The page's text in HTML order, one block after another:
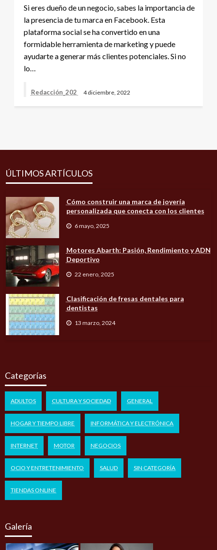
Si eres dueño de un negocio, sabes la importancia de
la presencia de tu marca en Facebook. Esta
plataforma social se ha convertido en una
formidable herramienta de marketing y puede
ayudarte a generar más clientes potenciales. Si no
lo…
Redacción_202 4 diciembre, 2022
ÚLTIMOS ARTÍCULOS
Cómo construir una marca de joyería
personalizada que conecta con los clientes
6 mayo, 2025
Motores Abarth: Pasión, Rendimiento y ADN
Deportivo
22 enero, 2025
Clasificación de fresas dentales para
dentistas
13 marzo, 2024
Categorías
ADULTOS CULTURA Y SOCIEDAD GENERAL
HOGAR Y TIEMPO LIBRE INFORMÁTICA Y ELECTRÓNICA
INTERNET MOTOR NEGOCIOS
OCIO Y ENTRETENIMIENTO SALUD SIN CATEGORÍA
TIENDAS ONLINE
Galería